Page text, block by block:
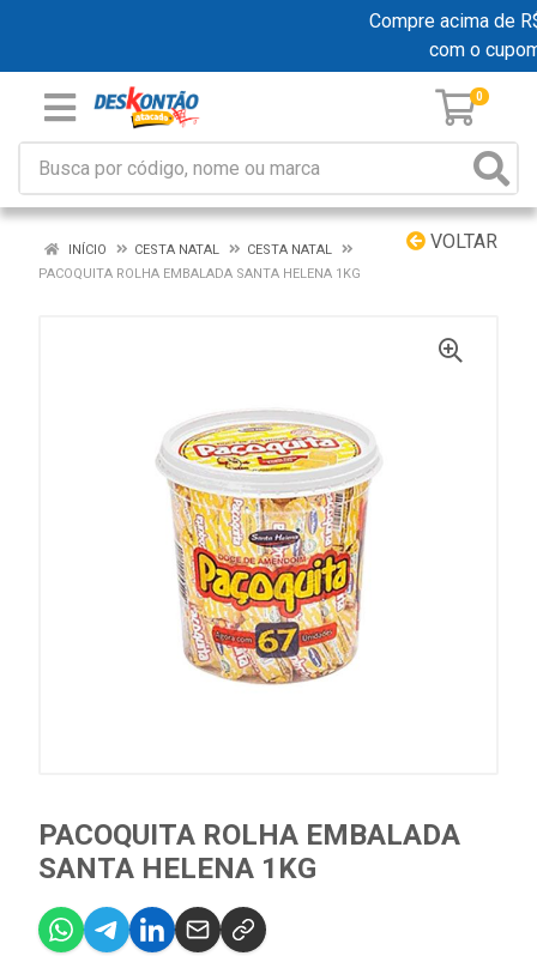
Compre acima de
com o
0
VOLTAR
INÍCIO CESTA NATAL
CESTA NATAL
PACOQUITA ROLHA EMBALADA SANTA HELENA 1KG
PACOQUITA ROLHA EMBALADA
SANTA HELENA 1KG